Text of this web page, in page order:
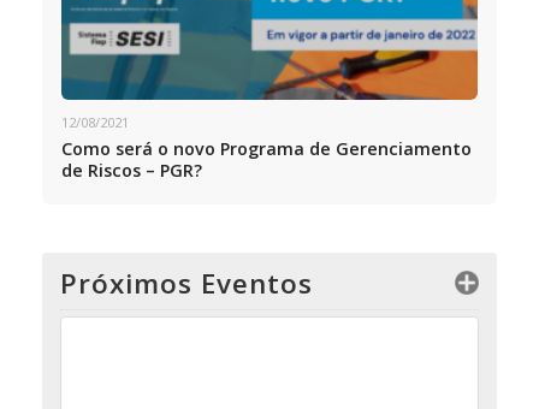
12/08/2021
Como será o novo Programa de Gerenciamento
de Riscos – PGR?
Próximos Eventos